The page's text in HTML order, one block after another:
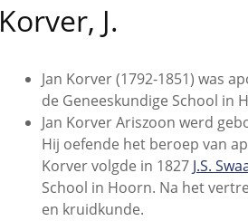
Korver, J.
Jan Korver (1792-1851) was
de Geneeskundige School in
Jan Korver Ariszoon werd
Hij oefende het beroep van
Korver volgde in 1827 J.S.
School in Hoorn. Na het
en kruidkunde.